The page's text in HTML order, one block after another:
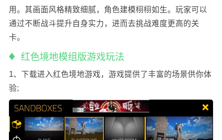
用。其画面风格精致细腻，角色建模栩栩如生。玩家可以
通过不断战斗提升自身实力，进而去挑战难度更高的关
卡。
红色境地模组版游戏玩法
1、下载进入红色境地游戏，游戏提供了丰富的场景供你体
验;